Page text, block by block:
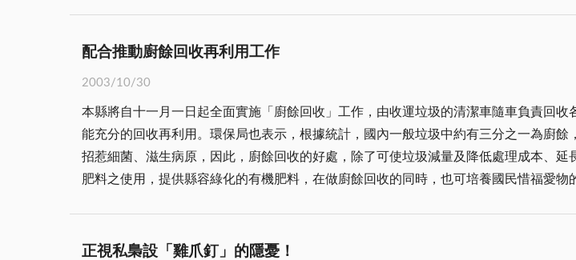
律制裁嗎？所謂邪不勝正，治安機關人員依法行事，自有決心面對邪惡，有信心將作奸犯科者繩之以法，不會寬
即時顯現眼前之情景，篤定血漬斑斑，幸者皮破血流，重者可能橫著抬出醫院病房，
以堪！誠然不是作奸犯科者坐牢服刑就能彌補。 日前新聞見諸報端，立即引起各方議論關切，咸表此風不可長，至盼警方加快腳步，深入嚴查究辦，根絕暴戾
之氣，維護社會治安。 任何危安徵候或事故之發生，必有蛛絲馬跡可尋，惟需警民通力合作，攜手並肩共同防範，方能竟其全功，因而，大家發掘線索，勇於
密報檢舉，人人都有責任，尤以雞爪釘之製作，並非一蹴可成，需要材料與時間，過
配合推動廚餘回收再利用工作
2003/10/30
本縣將自十一月一日起全面實施「廚餘回收」工作，由收運垃圾的清潔車隨車負責回
能充分的回收再利用。環保局也表示，根據統計，國內一般垃圾中約有三分之一為廚
招惹細菌、滋生病原，因此，廚餘回收的好處，除了可使垃圾減量及降低處理成本、
肥料之使用，提供縣容綠化的有機肥料，在做廚餘回收的同時，也可培養國民惜福愛物的美德。 廚餘回收再利用有不同的方式，各有其最佳應
的一些菜葉、飯湯，也都以餵養家畜、家禽為主，絕不浪費，正可以說達到「物盡其
正視私梟設「雞爪釘」的隱憂！